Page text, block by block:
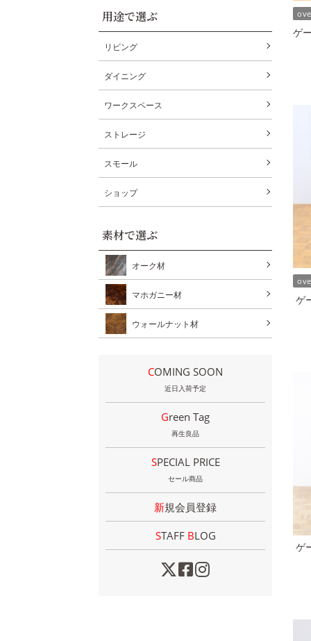
ゲ
ゲ
ゲ
用途で選ぶ
リビング
ダイニング
ワークスペース
ストレージ
スモール
ショップ
素材で選ぶ
オーク材
マホガニー材
ウォールナット材
COMING SOON
近日入荷予定
Green Tag
再生良品
SPECIAL PRICE
セール商品
新規会員登録
STAFF BLOG